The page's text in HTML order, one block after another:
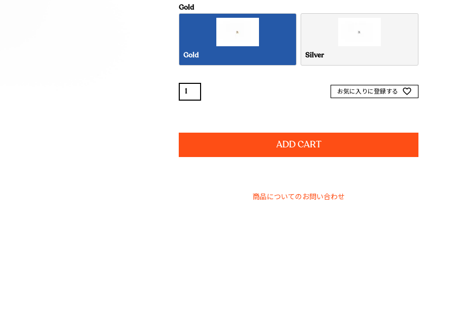
Gold
Gold Silver
お気に入りに登録する
ADD CART
商品についてのお問い合わせ